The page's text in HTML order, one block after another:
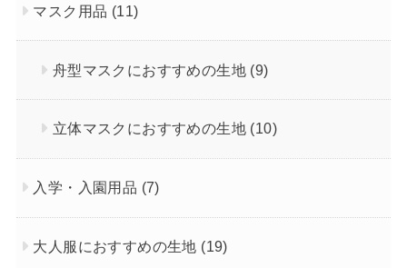
マスク用品 (11)
舟型マスクにおすすめの生地 (9)
立体マスクにおすすめの生地 (10)
入学・入園用品 (7)
大人服におすすめの生地 (19)